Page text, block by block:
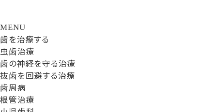
MENU
歯を治療する
虫歯治療
歯の神経を守る治療
抜歯を回避する治療
歯周病
根管治療